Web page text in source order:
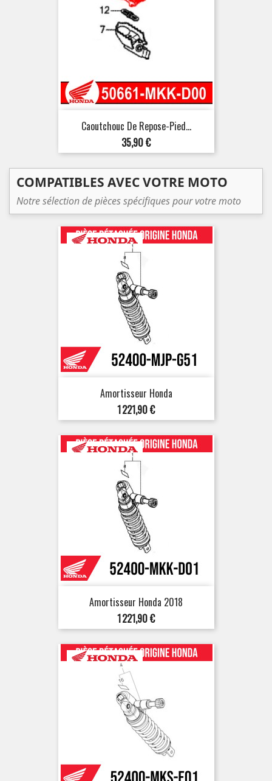
Caoutchouc De Repose-Pied...
Prix
35,90 €
COMPATIBLES AVEC VOTRE MOTO
Notre sélection de pièces spécifiques pour votre moto
Amortisseur Honda
Prix
1 221,90 €
Amortisseur Honda 2018
Prix
1 221,90 €